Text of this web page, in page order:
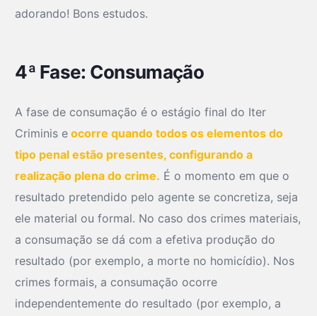
adorando! Bons estudos.
4ª Fase: Consumação
A fase de consumação é o estágio final do Iter
Criminis e ocorre quando todos os elementos do
tipo penal estão presentes, configurando a
realização plena do crime. É o momento em que o
resultado pretendido pelo agente se concretiza, seja
ele material ou formal. No caso dos crimes materiais,
a consumação se dá com a efetiva produção do
resultado (por exemplo, a morte no homicídio). Nos
crimes formais, a consumação ocorre
independentemente do resultado (por exemplo, a